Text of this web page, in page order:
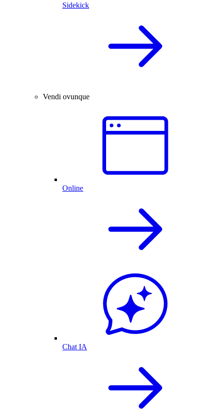
Sidekick
Vendi ovunque
Online
Chat IA